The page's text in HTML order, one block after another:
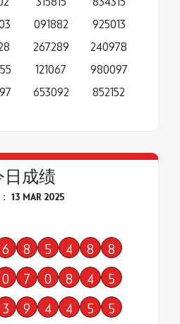
091882
267289
121067
653092
925013
240978
980097
852152
日成绩
13 MAR 2025
6 8 5 4 8 8
0 7 0 8 4 5
3 9 4 4 5 5